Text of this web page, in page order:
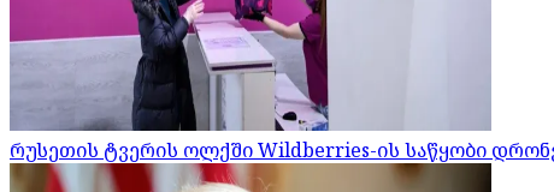
რუსეთის ტვერის ოლქში Wildberries-ის საწყობი